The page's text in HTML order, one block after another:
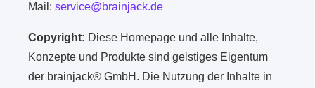
Mail:service@brainjack.de
Copyright: Diese Homepage und alle Inhalte,
Konzepte und Produkte sind geistiges Eigentum
der brainjack® GmbH. Die Nutzung der Inhalte in